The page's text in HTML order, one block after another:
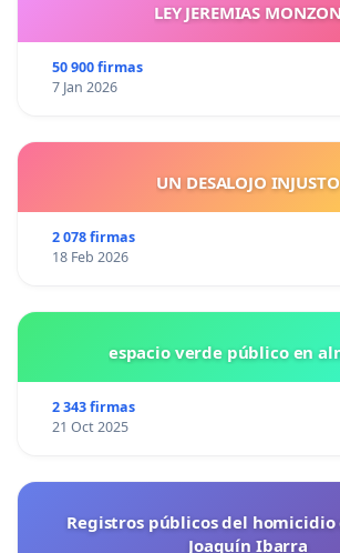
LEY JEREMIAS MONZON
50 900 firmas
7 Jan 2026
UN DESALOJO INJUSTO
2 078 firmas
18 Feb 2026
espacio verde público en
2 343 firmas
21 Oct 2025
Registros públicos del homicidio
Joaquín Ibarra